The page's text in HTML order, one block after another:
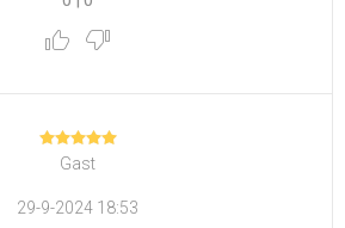
Gast
29-9-2024 18:53